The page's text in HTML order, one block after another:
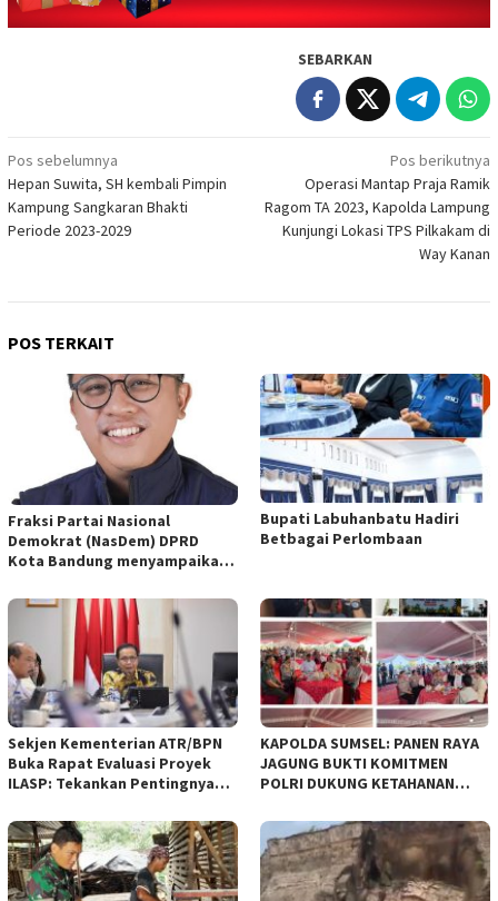
SEBARKAN
Navigasi
pos
Pos sebelumnya
Hepan Suwita, SH kembali Pimpin
Kampung Sangkaran Bhakti
Periode 2023-2029
Pos berikutnya
Operasi Mantap Praja Ramik
Ragom TA 2023, Kapolda Lampung
Kunjungi Lokasi TPS Pilkakam di
Way Kanan
POS TERKAIT
Fraksi Partai Nasional
Demokrat (NasDem) DPRD
Kota Bandung menyampaikan
empat Rancangan Peraturan
Daerah (Raperda) yang
diajukan Pemerintah Kota
Bandung
Bupati Labuhanbatu Hadiri
Betbagai Perlombaan
Sekjen Kementerian ATR/BPN
Buka Rapat Evaluasi Proyek
ILASP: Tekankan Pentingnya
Anggaran
KAPOLDA SUMSEL: PANEN RAYA
JAGUNG BUKTI KOMITMEN
POLRI DUKUNG KETAHANAN